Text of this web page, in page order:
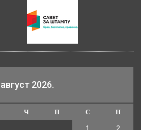
август 2026.
Ч П С
Н
1
2